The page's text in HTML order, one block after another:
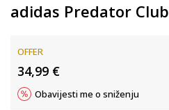
adidas Predator Club
OFFER
34,99 €
Obavijesti me o sniženju